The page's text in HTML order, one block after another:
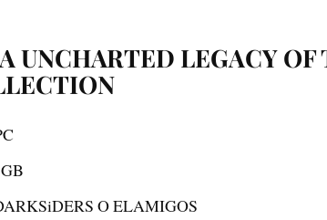
UNCHARTED LEGACY OF
O ELAMIGOS